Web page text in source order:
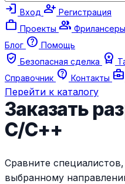
login Вход person_add Регистрация
work Проекты group Фрилансеры
Блог help Помощь
verified_user Безопасная сделка workspace_premium
Справочник contact_support Контакты business_center
Перейти к каталогу
Заказать
C/C++
Сравните
выбранному